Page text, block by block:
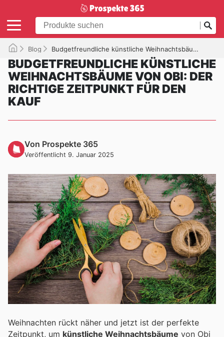
Blog Budgetfreundliche künstliche Weihnachtsbäume von Obi: Der richtige Zeitpunkt für den Kauf
BUDGETFREUNDLICHE KÜNSTLICHE
WEIHNACHTSBÄUME VON OBI: DER
RICHTIGE ZEITPUNKT FÜR DEN
KAUF
Von Prospekte 365
Veröffentlicht 9. Januar 2025
Weihnachten rückt näher und jetzt ist der perfekte
Zeitpunkt, um künstliche Weihnachtsbäume von Obi